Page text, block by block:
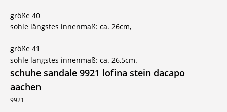
größe 40
sohle längstes innenmaß: ca. 26cm,
größe 41
sohle längstes innenmaß: ca. 26,5cm.
schuhe sandale 9921 lofina stein dacapo
aachen
9921